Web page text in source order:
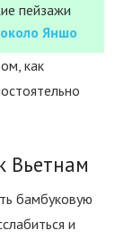
пейзажи
Яншо
как
Вьетнам
бамбуковую
и